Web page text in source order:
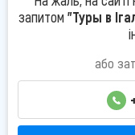
запитом "Туры в
або